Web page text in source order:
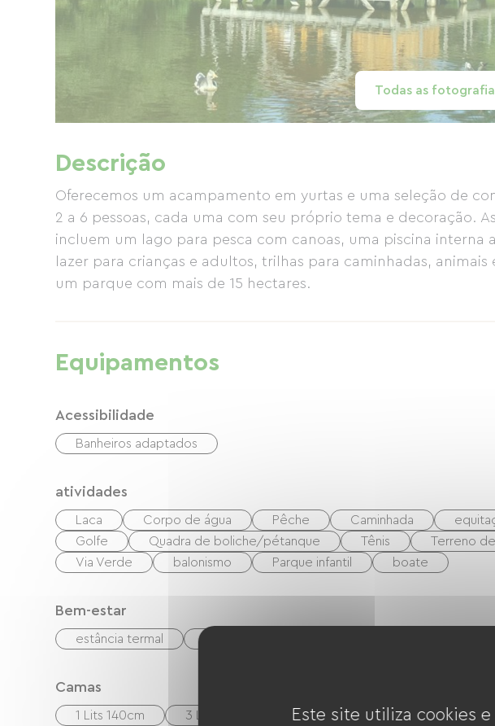
Todas as
Descrição
Oferecemos um acampamento em yurtas e uma seleção de
2 a 6 pessoas, cada uma com seu próprio tema e decoração.
incluem um lago para pesca com canoas, uma piscina interna
lazer para crianças e adultos, trilhas para caminhadas,
um parque com mais de 15 hectares.
Equipamentos
Acessibilidade
Banheiros adaptados
atividades
Laca Corpo de água Pêche Caminhada
Golfe
Quadra de boliche/pétanque Tênis Terreno
Via Verde
balonismo Parque infantil boate
Bem-estar
estância termal
Camas
1 Lits 140cm 3 Lits 90cm Este site utiliza cookies